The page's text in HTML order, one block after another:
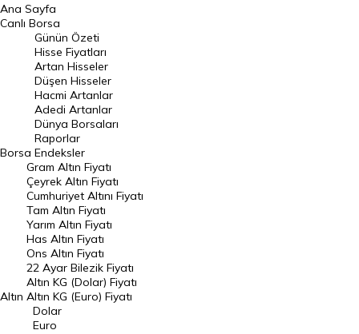
BIST 100 Hisseleri
En Çok Artan Hisseler
En Çok Düşen Hisseler
Hacmi Artanlar
Geçmiş Kapanışlar
Dünya Borsaları
Raporlar
Endeksler
DÖVİZ
Döviz Kuru
Dolar Kuru
Euro Kuru
Pound Kuru
Ana Sayfa
Canlı Borsa
Borsa
Günün Özeti
Hisse Fiyatları
Artan Hisseler
Düşen Hisseler
Hacmi Artanlar
Adedi Artanlar
Dünya Borsaları
Raporlar
Endeksler
Altın
Gram Altın Fiyatı
Çeyrek Altın Fiyatı
Cumhuriyet Altını Fiyatı
Tam Altın Fiyatı
Yarım Altın Fiyatı
Has Altın Fiyatı
Ons Altın Fiyatı
22 Ayar Bilezik Fiyatı
Altın KG (Dolar) Fiyatı
Altın KG (Euro) Fiyatı
Dolar
Euro